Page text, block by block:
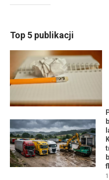
Top 5 publikacji